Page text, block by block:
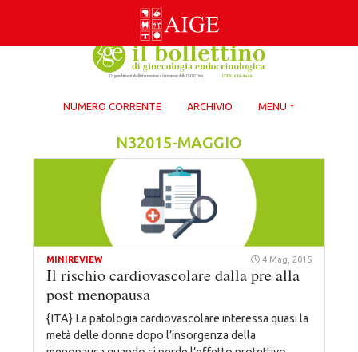
NUMERO CORRENTE ARCHIVIO MENU
N32015-MAGGIO
MINIREVIEW 4 Mag, 2015
Il rischio cardiovascolare dalla pre alla
post menopausa
{ITA} La patologia cardiovascolare interessa quasi la
metà delle donne dopo l’insorgenza della